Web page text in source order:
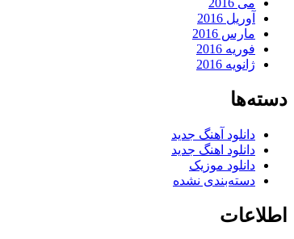
می 2016
آوریل 2016
مارس 2016
فوریه 2016
ژانویه 2016
دسته‌ها
دانلود آهنگ جدید
دانلود اهنگ جدید
دانلود موزیک
دسته‌بندی نشده
اطلاعات